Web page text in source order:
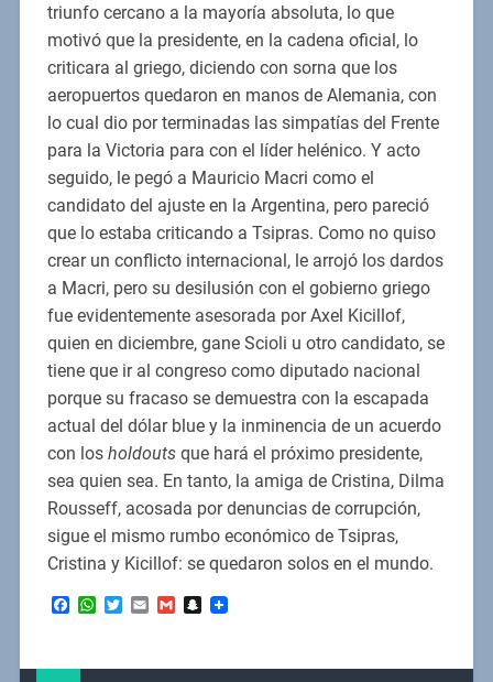
triunfo cercano a la mayoría absoluta, lo que
motivó que la presidente, en la cadena oficial, lo
criticara al griego, diciendo con sorna que los
aeropuertos quedaron en manos de Alemania, con
lo cual dio por terminadas las simpatías del Frente
para la Victoria para con el líder helénico. Y acto
seguido, le pegó a Mauricio Macri como el
candidato del ajuste en la Argentina, pero pareció
que lo estaba criticando a Tsipras. Como no quiso
crear un conflicto internacional, le arrojó los dardos
a Macri, pero su desilusión con el gobierno griego
fue evidentemente asesorada por Axel Kicillof,
quien en diciembre, gane Scioli u otro candidato, se
tiene que ir al congreso como diputado nacional
porque su fracaso se demuestra con la escapada
actual del dólar blue y la inminencia de un acuerdo
con los holdoutsque hará el próximo presidente,
sea quien sea. En tanto, la amiga de Cristina, Dilma
Rousseff, acosada por denuncias de corrupción,
sigue el mismo rumbo económico de Tsipras,
Cristina y Kicillof: se quedaron solos en el mundo.
Facebook
WhatsApp
TwitterEmailGmailSnapchat